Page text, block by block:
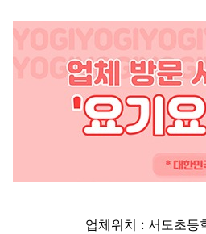
업체위치 : 서도초등